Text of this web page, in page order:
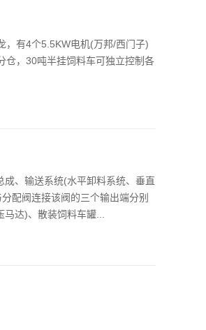
，有4个5.5KW电机(万邦/西门子)
仓，30吨半挂饲料车可独立控制各
、输送系统(水平卸料系统、垂直
配阀连接该阀的三个输出端分别
达)、散装饲料车罐...